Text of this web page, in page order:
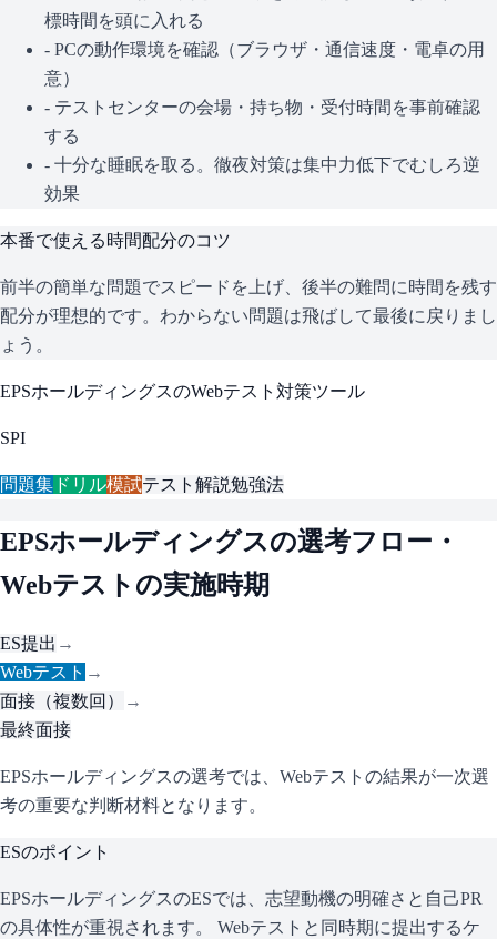
標時間を頭に入れる
- PCの動作環境を確認（ブラウザ・通信速度・電卓の用
意）
- テストセンターの会場・持ち物・受付時間を事前確認
する
- 十分な睡眠を取る。徹夜対策は集中力低下でむしろ逆
効果
本番で使える時間配分のコツ
前半の簡単な問題でスピードを上げ、後半の難問に時間を残す
配分が理想的です。わからない問題は飛ばして最後に戻りまし
ょう。
EPSホールディングスのWebテスト対策ツール
SPI
問題集 ドリル模試テスト解説勉強法
EPSホールディングスの選考フロー・
Webテストの実施時期
ES提出 →
Webテスト →
面接（複数回）
→
最終面接
EPSホールディングスの選考では、Webテストの結果が一次選
考の重要な判断材料となります。
ESのポイント
EPSホールディングスのESでは、志望動機の明確さと自己PR
の具体性が重視されます。 Webテストと同時期に提出するケ